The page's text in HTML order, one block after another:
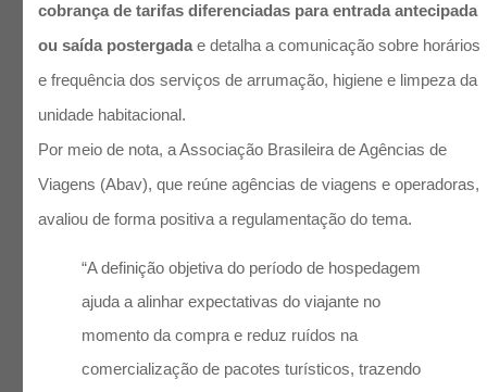
cobrança de tarifas diferenciadas para entrada antecipada
ou saída postergadae detalha a comunicação sobre horários
e frequência dos serviços de arrumação, higiene e limpeza da
unidade habitacional.
Por meio de nota, a Associação Brasileira de Agências de
Viagens (Abav), que reúne agências de viagens e operadoras,
avaliou de forma positiva a regulamentação do tema.
“A definição objetiva do período de hospedagem
ajuda a alinhar expectativas do viajante no
momento da compra e reduz ruídos na
comercialização de pacotes turísticos, trazendo